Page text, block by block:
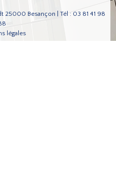
25000 Besançon | Tél : 03 81 41 98
légales